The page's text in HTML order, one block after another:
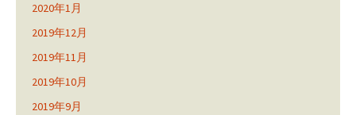
2020年1月
2019年12月
2019年11月
2019年10月
2019年9月